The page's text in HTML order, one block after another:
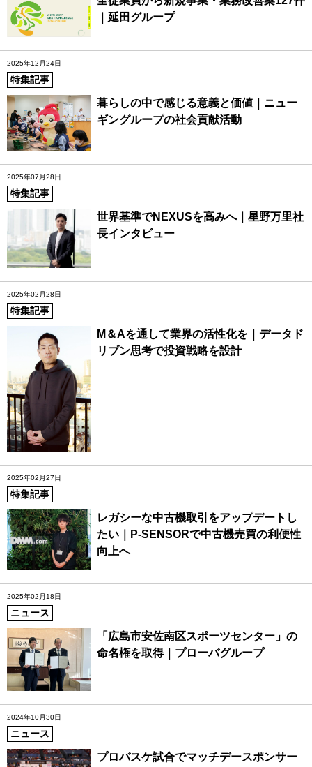
｜延田グループ
2025年12月24日
特集記事
暮らしの中で感じる意義と価値｜ニュー
ギングループの社会貢献活動
2025年07月28日
特集記事
世界基準でNEXUSを高みへ｜星野万里社
長インタビュー
2025年02月28日
特集記事
M＆Aを通して業界の活性化を｜データド
リブン思考で投資戦略を設計
2025年02月27日
特集記事
レガシーな中古機取引をアップデートし
たい｜P-SENSORで中古機売買の利便性
向上へ
2025年02月18日
ニュース
「広島市安佐南区スポーツセンター」の
命名権を取得｜プローバグループ
2024年10月30日
ニュース
プロバスケ試合でマッチデースポンサー